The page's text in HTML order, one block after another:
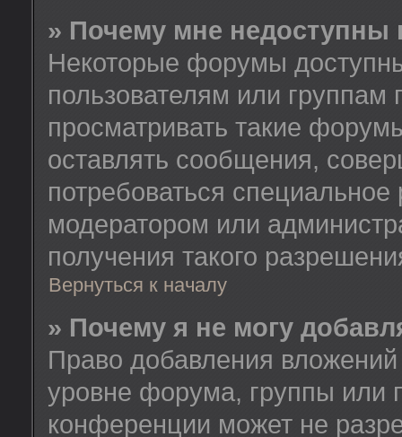
» Почему мне
Некоторые форумы
пользователям или группам
просматривать такие
оставлять сообщения,
потребоваться
модератором или
получения такого
Вернуться к началу
» Почему я не могу
Право добавления
уровне форума, группы или
конференции может не